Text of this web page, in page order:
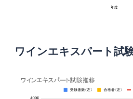
ワインエキスパート試